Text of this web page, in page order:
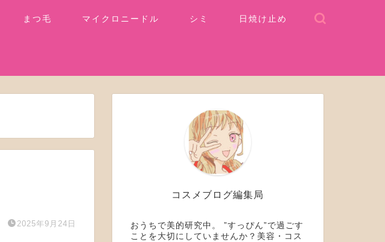
まつ毛 マイクロニードル シミ 日焼け止め
2025年9月24日
コスメブログ編集局
おうちで美的研究中。 ”すっぴん”で過ごす
ことを大切にしていませんか？美容・コス